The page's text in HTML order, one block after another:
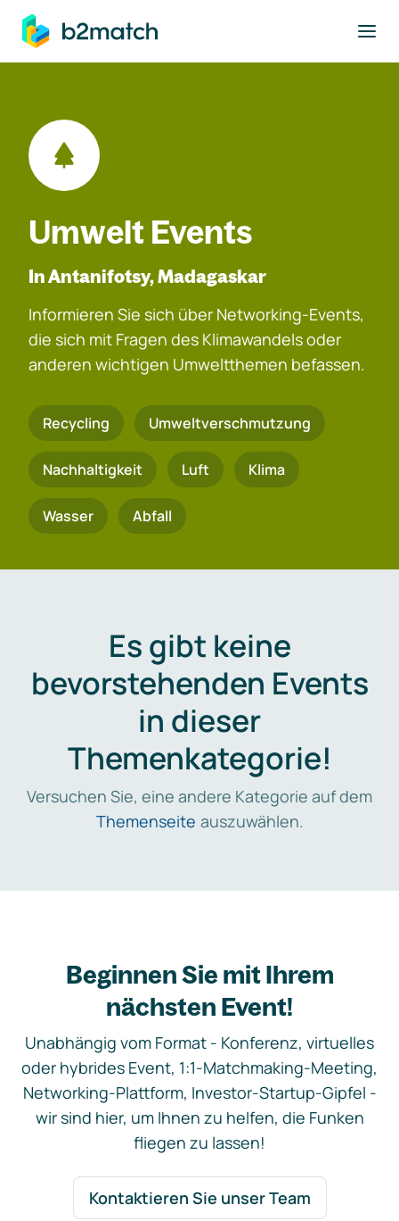
springen
Umwelt Events
In Antanifotsy, Madagaskar
Informieren Sie sich über Networking-Events,
die sich mit Fragen des Klimawandels oder
anderen wichtigen Umweltthemen befassen.
Recycling Umweltverschmutzung
Nachhaltigkeit Luft Klima
Wasser Abfall
Es gibt keine
bevorstehenden Events
in dieser
Themenkategorie!
Versuchen Sie, eine andere Kategorie auf dem
Themenseite auszuwählen.
Beginnen Sie mit Ihrem
nächsten Event!
Unabhängig vom Format - Konferenz, virtuelles
oder hybrides Event, 1:1-Matchmaking-Meeting,
Networking-Plattform, Investor-Startup-Gipfel -
wir sind hier, um Ihnen zu helfen, die Funken
fliegen zu lassen!
Kontaktieren Sie unser Team